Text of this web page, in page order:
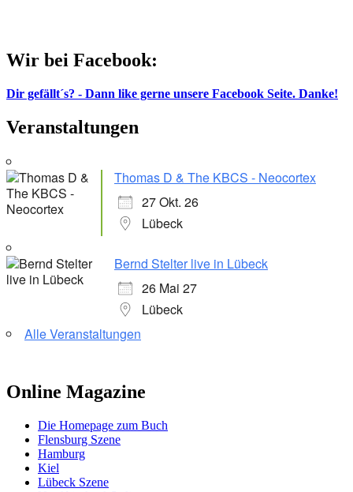
Wir bei Facebook:
Dir gefällt´s? - Dann like gerne unsere Facebook Seite. Danke!
Veranstaltungen
Thomas D & The KBCS - Neocortex
27 Okt. 26
Lübeck
Bernd Stelter live in Lübeck
26 Mai 27
Lübeck
Alle Veranstaltungen
Online Magazine
Die Homepage zum Buch
Flensburg Szene
Hamburg
Kiel
Lübeck Szene